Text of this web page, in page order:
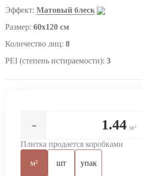
Эффект: Матовый блеск
Размер: 60x120 см
Количество лиц: 8
PEI (степень истираемости): 3
- м²
Плитка продается коробками
м² шт упак